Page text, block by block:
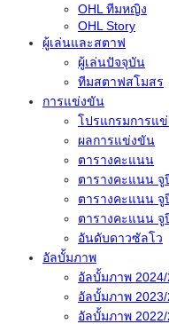
OHL ทีมหญิง
OHL Story
ผู้เล่นและสตาฟ
ผู้เล่นปัจจุบัน
ทีมสตาฟสโมสร
การแข่งขัน
โปรแกรมการแ
ผลการแข่งขัน
ตารางคะแนน
ตารางคะแนน จู
ตารางคะแนน จู
ตารางคะแนน จู
อันดับดาวซัลโว
อัลบั้มภาพ
อัลบั้มภาพ
อัลบั้มภาพ
อัลบั้มภาพ 2022/